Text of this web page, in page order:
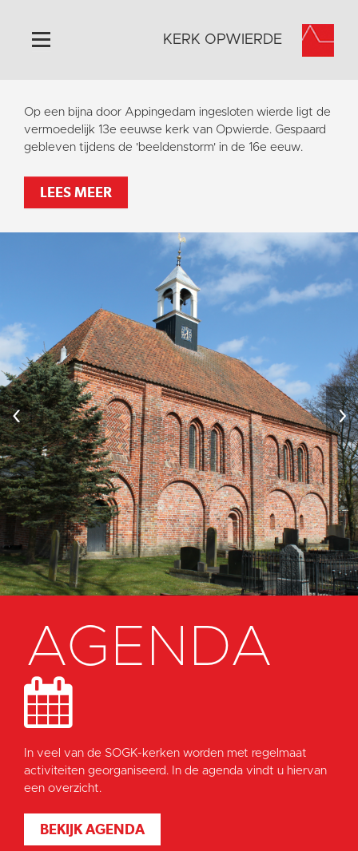
Home
Algemeen
Historie
Omgeving
Activiteiten
Steun ons
KERK OPWIERDE
Op een bijna door Appingedam ingesloten wierde ligt de
vermoedelijk 13e eeuwse kerk van Opwierde. Gespaard
gebleven tijdens de 'beeldenstorm' in de 16e eeuw.
LEES MEER
‹ ›
AGENDA
In veel van de SOGK-kerken worden met regelmaat
activiteiten georganiseerd. In de agenda vindt u hiervan
een overzicht.
BEKIJK AGENDA